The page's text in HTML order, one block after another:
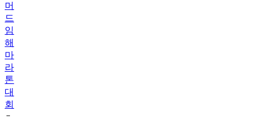
머
드
임
해
마
라
톤
대
회